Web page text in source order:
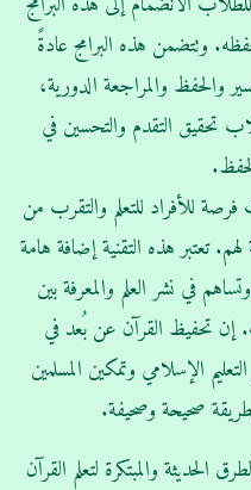
وتتضمن هذه البرامج عادةً
والحفظ والمراجعة الدورية،
تحقيق التقدم والتحسين في
للأفراد للتعلم والتقرب من
تعتبر هذه التقنية إضافة هامة
في نشر العلم والمعرفة بين
إن تحفيظ القرآن عن بُعد في
الإسلامي وتمكين المسلمين
صحيحة وصحيفة.
والمبتكرة لتعلم القرآن